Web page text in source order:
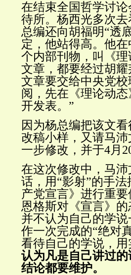
在结束全国哲学讨
待所。杨西光多次
总编还向胡福明“透
定，他站得高。他
个内部刊物，叫《
文章，都要经过胡
文章要交给中央党
阅，先在《理论动
开发表。”
因为杨总编把该文
改稿小样，又请马
一步修改，并于4月
在这次修改中，马
话，用“影射”的手
产党宣言》进行重
恩格斯对《宣言》
并不认为自己的学
作一次完成的“绝对
看待自己的学说，
认为凡是自己讲过
结论都要维护。